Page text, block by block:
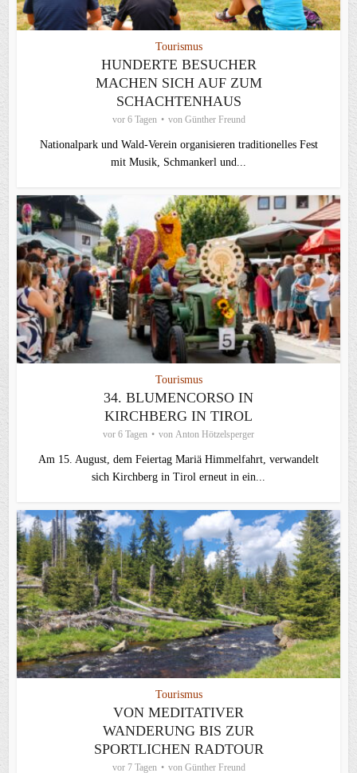
Tourismus
HUNDERTE BESUCHER
MACHEN SICH AUF ZUM
SCHACHTENHAUS
vor 6 Tagen von Günther Freund
Nationalpark und Wald-Verein organisieren traditionelles Fest
mit Musik, Schmankerl und...
Tourismus
34. BLUMENCORSO IN
KIRCHBERG IN TIROL
vor 6 Tagen von Anton Hötzelsperger
Am 15. August, dem Feiertag Mariä Himmelfahrt, verwandelt
sich Kirchberg in Tirol erneut in ein...
Tourismus
VON MEDITATIVER
WANDERUNG BIS ZUR
SPORTLICHEN RADTOUR
vor 7 Tagen von Günther Freund